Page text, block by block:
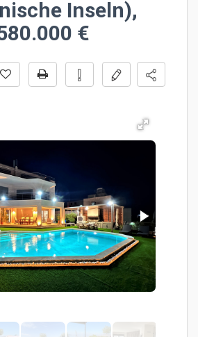
Inseln),
€